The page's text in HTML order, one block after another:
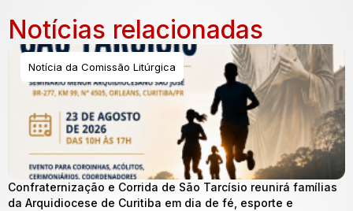
Notícias relacionadas
Notícia da Comissão Litúrgica
Confraternização e Corrida de São Tarcísio reunirá famílias
da Arquidiocese de Curitiba em dia de fé, esporte e